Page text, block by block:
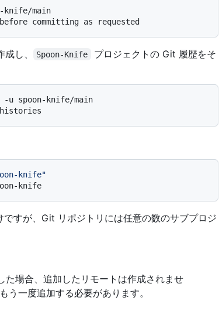
knife/main
committing as requested
し、 Spoon-Knife
プロジェクトの Git 履歴をそ
spoon-knife/main
knife"
knife
すが、Git リポジトリには任意の数のサブプロジ
場合、追加したリモートは作成されませ
う一度追加する必要があります。